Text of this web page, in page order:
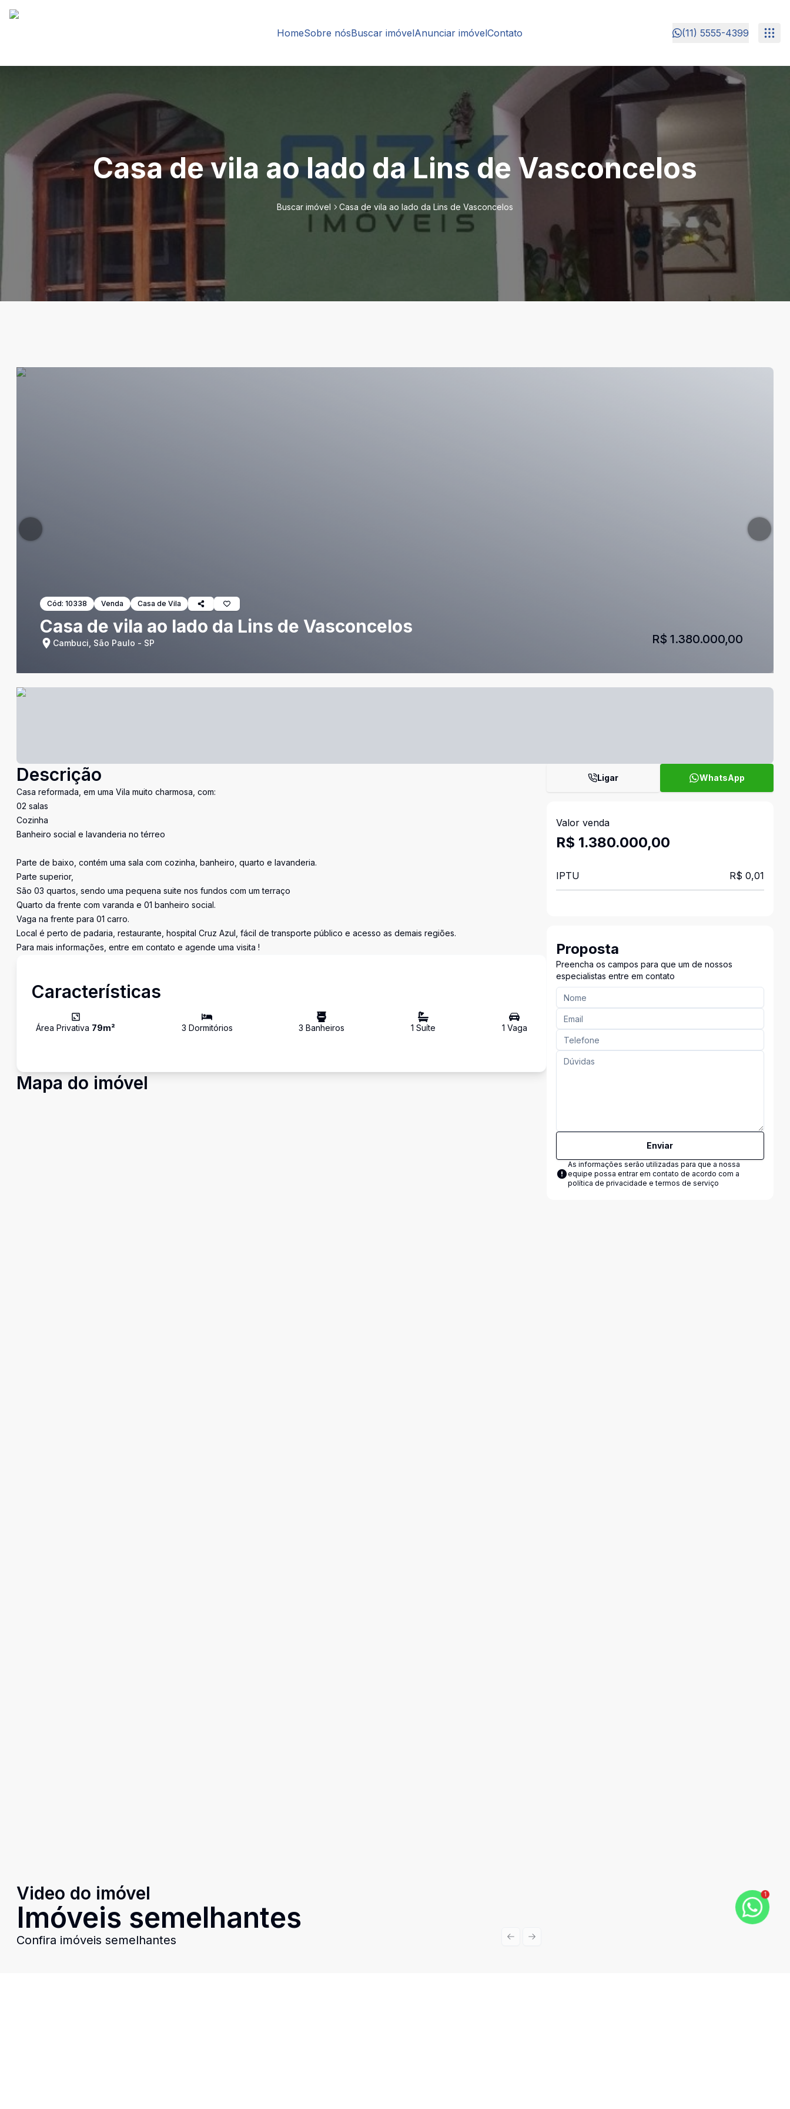
HomeSobre nósBuscar imóvelAnunciar imóvelContato (11) 5555-4399
Casa de vila ao lado da Lins de Vasconcelos
Buscar imóvel Casa de vila ao lado da Lins de Vasconcelos
Cód: 10338 Venda Casa de Vila
Casa de vila ao lado da Lins de Vasconcelos
Cambuci, São Paulo - SP R$ 1.380.000,00
Descrição
Casa reformada, em uma Vila muito charmosa, com:
02 salas
Cozinha
Banheiro social e lavanderia no térreo
Parte de baixo, contém uma sala com cozinha, banheiro, quarto e lavanderia.
Parte superior,
São 03 quartos, sendo uma pequena suite nos fundos com um terraço
Quarto da frente com varanda e 01 banheiro social.
Vaga na frente para 01 carro.
Local é perto de padaria, restaurante, hospital Cruz Azul, fácil de transporte público e acesso as demais regiões.
Para mais informações, entre em contato e agende uma visita !
Características
Área Privativa 79m² 3 Dormitórios 3 Banheiros 1 Suíte 1 Vaga
Mapa do imóvel
Video do imóvel
Imóveis semelhantes
Confira imóveis semelhantes Previous slide
Next slide
Ligar WhatsApp
Valor venda
R$ 1.380.000,00
IPTU R$ 0,01
Proposta
Preencha os campos para que um de nossos
especialistas entre em contato
Enviar
As informações serão utilizadas para que a nossa
equipe possa entrar em contato de acordo com a
política de privacidade e termos de serviço
1